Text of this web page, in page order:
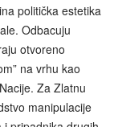
politička estetika
Odbacuju
otvoreno
na vrhu kao
Za Zlatnu
manipulacije